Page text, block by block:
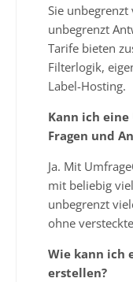
Sie unbegrenzt
unbegrenzt
Tarife bieten
Filterlogik,
Label-Hosting.
Kann ich
Fragen und
Ja. Mit
mit beliebig
unbegrenzt
ohne
Wie kann ich
erstellen?